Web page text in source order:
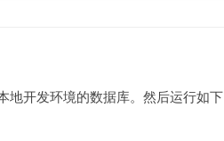
地开发环境的数据库。然后运行如下